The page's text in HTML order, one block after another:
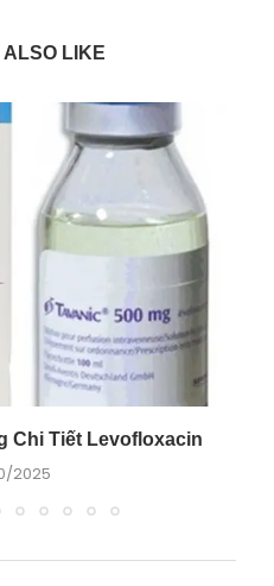
ALSO LIKE
Chi Tiết Levofloxacin
2025